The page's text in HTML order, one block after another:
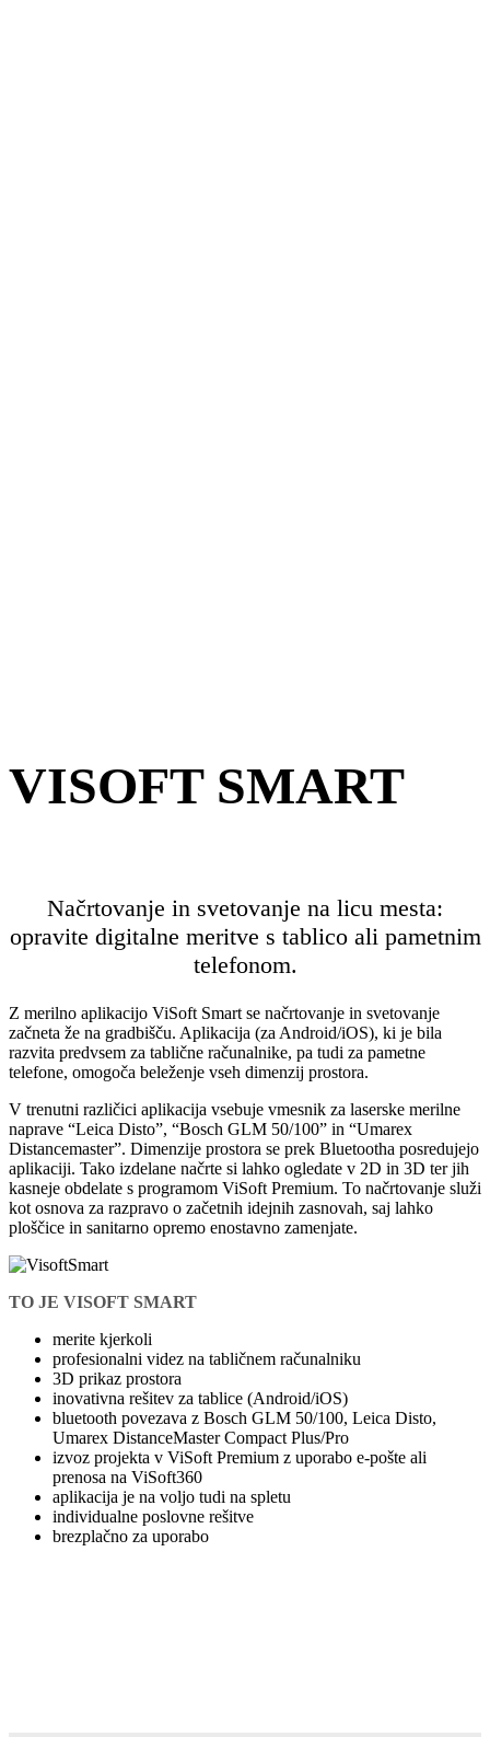
VISOFT SMART
Načrtovanje in svetovanje na licu mesta:
opravite digitalne meritve s tablico ali pametnim
telefonom.
Z merilno aplikacijo ViSoft Smart se načrtovanje in svetovanje
začneta že na gradbišču. Aplikacija (za Android/iOS), ki je bila
razvita predvsem za tablične računalnike, pa tudi za pametne
telefone, omogoča beleženje vseh dimenzij prostora.
V trenutni različici aplikacija vsebuje vmesnik za laserske merilne
naprave “Leica Disto”, “Bosch GLM 50/100” in “Umarex
Distancemaster”. Dimenzije prostora se prek Bluetootha posredujejo
aplikaciji. Tako izdelane načrte si lahko ogledate v 2D in 3D ter jih
kasneje obdelate s programom ViSoft Premium. To načrtovanje služi
kot osnova za razpravo o začetnih idejnih zasnovah, saj lahko
ploščice in sanitarno opremo enostavno zamenjate.
TO JE VISOFT SMART
merite kjerkoli
profesionalni videz na tabličnem računalniku
3D prikaz prostora
inovativna rešitev za tablice (Android/iOS)
bluetooth povezava z Bosch GLM 50/100, Leica Disto,
Umarex DistanceMaster Compact Plus/Pro
izvoz projekta v ViSoft Premium z uporabo e-pošte ali
prenosa na ViSoft360
aplikacija je na voljo tudi na spletu
individualne poslovne rešitve
brezplačno za uporabo